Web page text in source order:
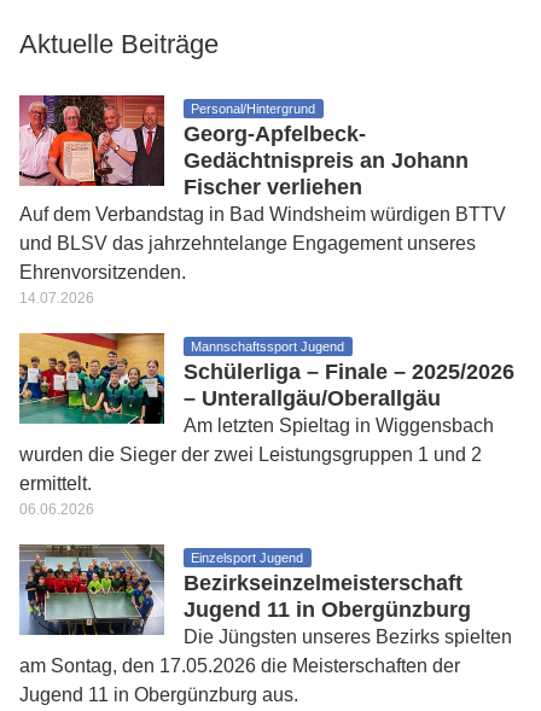
Aktuelle Beiträge
Personal/Hintergrund
Georg-Apfelbeck-
Gedächtnispreis an Johann
Fischer verliehen
Auf dem Verbandstag in Bad Windsheim würdigen BTTV
und BLSV das jahrzehntelange Engagement unseres
Ehrenvorsitzenden.
14.07.2026
Mannschaftssport Jugend
Schülerliga – Finale – 2025/2026
– Unterallgäu/Oberallgäu
Am letzten Spieltag in Wiggensbach
wurden die Sieger der zwei Leistungsgruppen 1 und 2
ermittelt.
06.06.2026
Einzelsport Jugend
Bezirkseinzelmeisterschaft
Jugend 11 in Obergünzburg
Die Jüngsten unseres Bezirks spielten
am Sontag, den 17.05.2026 die Meisterschaften der
Jugend 11 in Obergünzburg aus.